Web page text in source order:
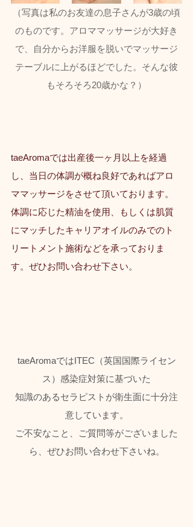
（写真は私のお友達の息子さんが3歳の頃
のものです。アロママッサージが大好き
で、自分からお洋服を脱いでマッサージ
テーブルに上がるほどでした。そんな彼
もそろそろ20歳かな？）
taeAromaでは出産後一ヶ月以上を経過
し、当日の体調が概ね良好であればアロ
ママッサージをさせて頂いております。
体調に応じた精油を使用、もしくは肌質
にマッチしたキャリアオイルのみでのト
リートメント施術などを承っておりま
す。ぜひお問い合わせ下さい。
taeAromaではITEC（英国国際ライセン
ス）感染症対策に基づいた
知識のあるセラピストが衛生面に十分注
意しています。
ご不安なこと、ご質問等がございました
ら、ぜひお問い合わせ下さいね。